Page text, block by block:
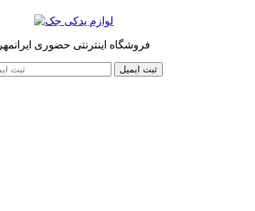
فروشگاه اینترنتی حضوری ایرانمهر
ثبت ایمیل